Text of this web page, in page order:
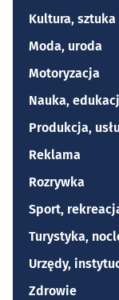
Kultura, sztuka
Moda, uroda
Motoryzacja
Nauka,
Produkcja,
Reklama
Rozrywka
Sport,
Turystyka,
Urzędy,
Zdrowie